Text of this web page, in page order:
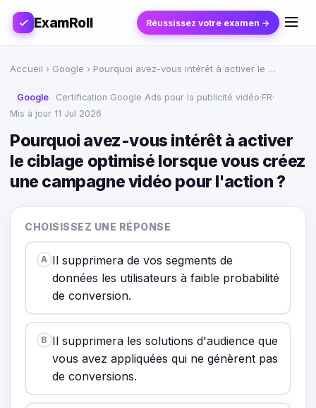
ExamRoll Réussissez votre examen →
Accueil › Google › Pourquoi avez-vous intérêt à activer le …
Google Certification Google Ads pour la publicité vidéo·FR·
Mis à jour 11 Jul 2026
Pourquoi avez-vous intérêt à activer
le ciblage optimisé lorsque vous créez
une campagne vidéo pour l'action ?
CHOISISSEZ UNE RÉPONSE
A Il supprimera de vos segments de
données les utilisateurs à faible probabilité
de conversion.
B Il supprimera les solutions d'audience que
vous avez appliquées qui ne génèrent pas
de conversions.